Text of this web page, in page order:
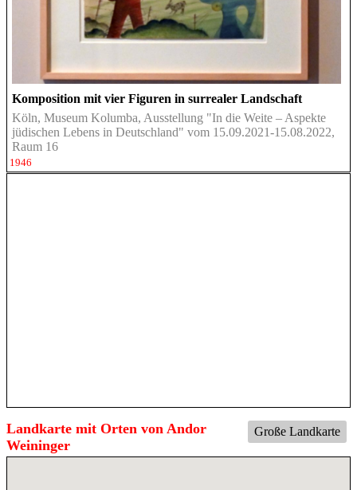
Komposition mit vier Figuren in surrealer Landschaft
Köln, Museum Kolumba, Ausstellung "In die Weite – Aspekte
jüdischen Lebens in Deutschland" vom 15.09.2021-15.08.2022,
Raum 16
1946
Große Landkarte
Landkarte mit Orten von Andor
Weininger